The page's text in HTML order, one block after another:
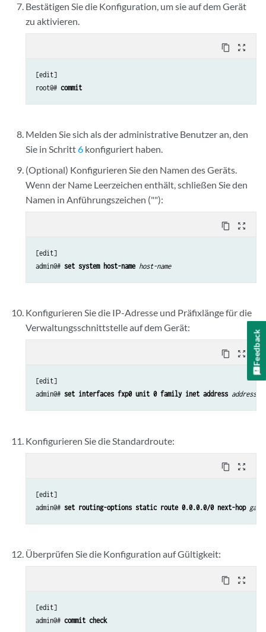
Bestätigen Sie die Konfiguration, um sie auf dem Gerät
zu aktivieren.
content_copy zoom_out_map
[edit]
root@# commit
Melden Sie sich als der administrative Benutzer an, den
Sie in Schritt6 konfiguriert haben.
(Optional) Konfigurieren Sie den Namen des Geräts.
Wenn der Name Leerzeichen enthält, schließen Sie den
Namen in Anführungszeichen (""):
content_copy zoom_out_map
[edit]
admin@# set system host-name host-name
Konfigurieren Sie die IP-Adresse und Präfixlänge für die
Verwaltungsschnittstelle auf dem Gerät:
content_copy zoom_out_map
[edit]
admin@# set interfaces fxp0 unit 0 family inet address address/
Konfigurieren Sie die Standardroute:
content_copy zoom_out_map
[edit]
admin@# set routing-options static route 0.0.0.0/0 next-hop
Überprüfen Sie die Konfiguration auf Gültigkeit:
content_copy zoom_out_map
[edit]
admin@# commit check
Feedback